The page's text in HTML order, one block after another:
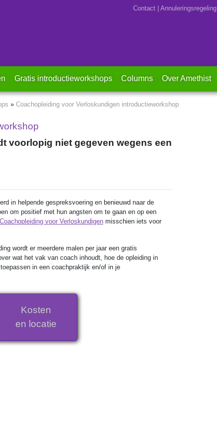
Contact | Annuleringsregeling
Gratis introductieworkshops(current)
Columns Over Amethist
» Coachopleiding voor Verloskundigen introductieworkshop
voorlopig niet gegeven wegens een
in helpende gespreksvoering en benieuwd naar de
om positief met hun angsten om te gaan en op een
Coachopleiding voor Verloskundigen misschien iets voor
wordt er meerdere malen per jaar een gratis
wat het vak van coach inhoudt, hoe de opleiding in
in een coachpraktijk en/of in je
Kosten
en locatie